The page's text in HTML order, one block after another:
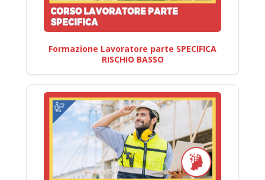
Formazione Lavoratore parte SPECIFICA
RISCHIO BASSO